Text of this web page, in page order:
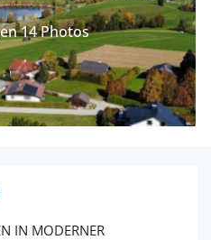
14 Photos
IN MODERNER